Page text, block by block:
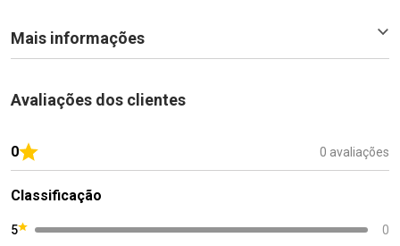
Mais informações
Avaliações dos clientes
0 0 avaliações
Classificação
5
0